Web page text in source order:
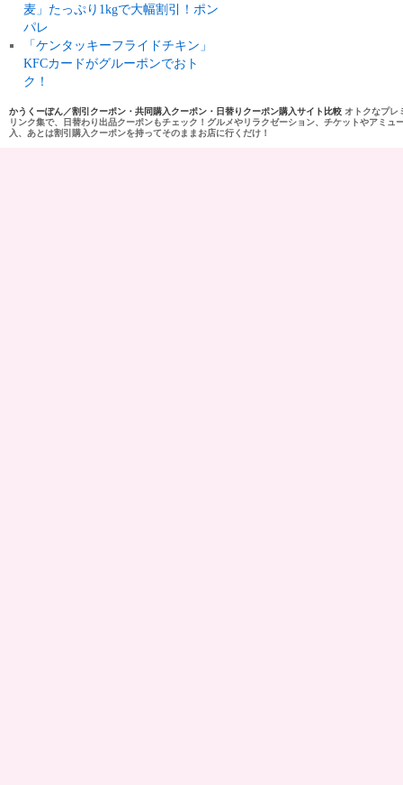
麦」たっぷり1kgで大幅割引！ポン
パレ
「ケンタッキーフライドチキン」
KFCカードがグルーポンでおト
ク！
かうくーぽん／割引クーポン・共同購入クーポン・日替りクーポン購入サイト比較 オトクなプレ
リンク集で、日替わり出品クーポンもチェック！グルメやリラクゼーション、チケットやアミ
入、あとは割引購入クーポンを持ってそのままお店に行くだけ！